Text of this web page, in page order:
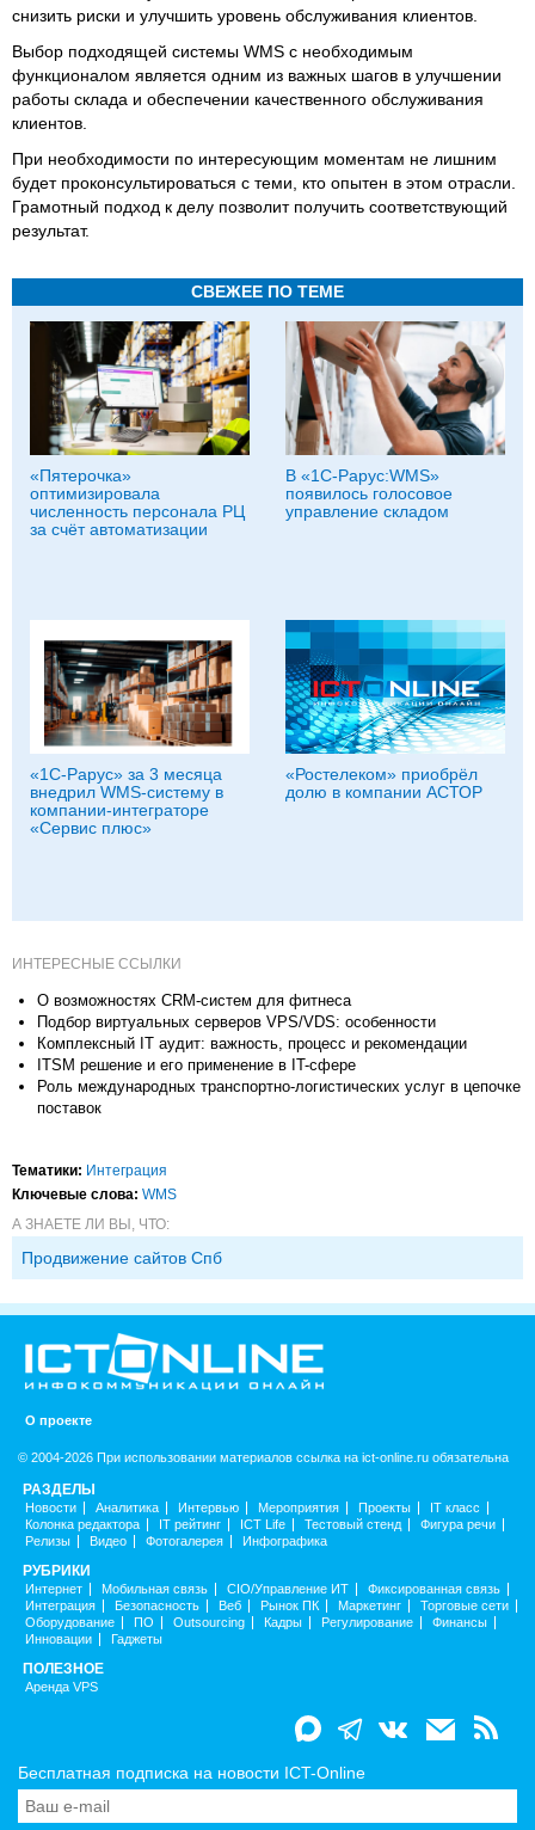
снизить риски и улучшить уровень обслуживания клиентов.
Выбор подходящей системы WMS с необходимым
функционалом является одним из важных шагов в улучшении
работы склада и обеспечении качественного обслуживания
клиентов.
При необходимости по интересующим моментам не лишним
будет проконсультироваться с теми, кто опытен в этом отрасли.
Грамотный подход к делу позволит получить соответствующий
результат.
СВЕЖЕЕ ПО ТЕМЕ
«Пятерочка»
оптимизировала
численность персонала РЦ
за счёт автоматизации
В «1С-Рарус:WMS»
появилось голосовое
управление складом
«1С-Рарус» за 3 месяца
внедрил WMS-систему в
компании-интеграторе
«Сервис плюс»
«Ростелеком» приобрёл
долю в компании АСТОР
ИНТЕРЕСНЫЕ ССЫЛКИ
О возможностях CRM-систем для фитнеса
Подбор виртуальных серверов VPS/VDS: особенности
Комплексный IT аудит: важность, процесс и рекомендации
ITSM решение и его применение в IT-сфере
Роль международных транспортно-логистических услуг в цепочке
поставок
Тематики: Интеграция
Ключевые слова: WMS
А ЗНАЕТЕ ЛИ ВЫ, ЧТО:
Продвижение сайтов Спб
О проекте
© 2004-2026 При использовании материалов ссылка на ict-online.ru обязательна
РАЗДЕЛЫ
Новости Аналитика Интервью Мероприятия Проекты
IT класс
Колонка редактора
IT рейтинг ICT Life Тестовый стенд
Фигура речи
Релизы
Видео Фотогалерея Инфографика
РУБРИКИ
Интернет Мобильная связь CIO/Управление ИТ
Фиксированная связь
Интеграция
Безопасность Веб Рынок ПК Маркетинг
Торговые сети
Оборудование
ПО Outsourcing Кадры Регулирование
Финансы
Инновации
Гаджеты
ПОЛЕЗНОЕ
Аренда VPS
Бесплатная подписка на новости ICT-Online